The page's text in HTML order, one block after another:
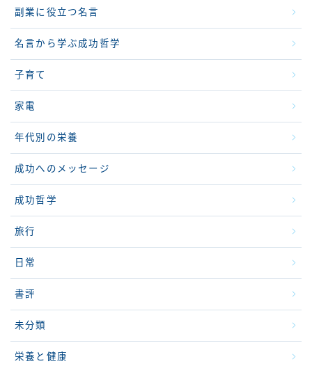
副業に役立つ名言
名言から学ぶ成功哲学
子育て
家電
年代別の栄養
成功へのメッセージ
成功哲学
旅行
日常
書評
未分類
栄養と健康